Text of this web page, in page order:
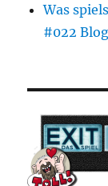
Was
#022